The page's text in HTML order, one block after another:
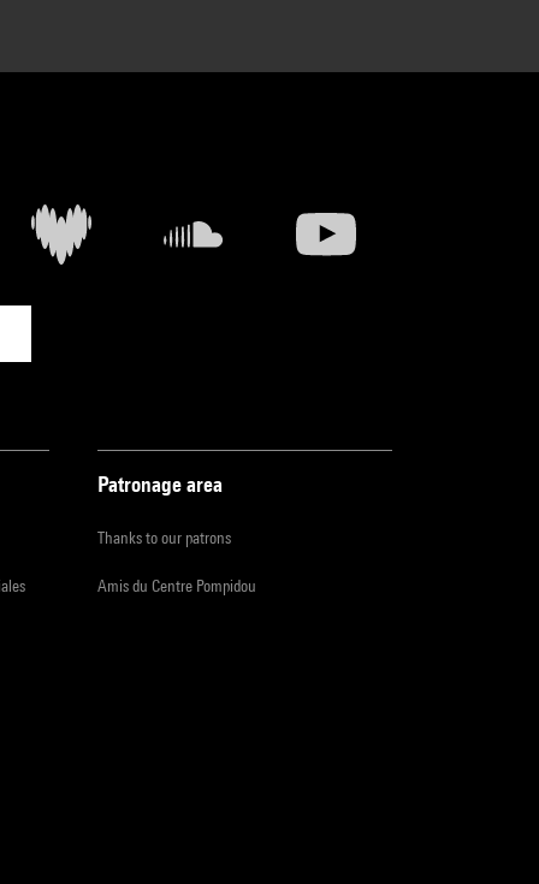
Patronage area
Thanks to our patrons
Amis du Centre Pompidou